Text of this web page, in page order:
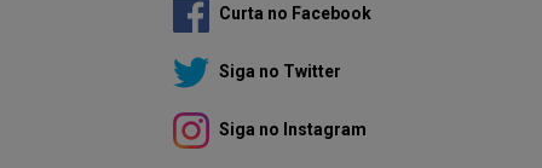
Curta no Facebook
Siga no Twitter
Siga no Instagram